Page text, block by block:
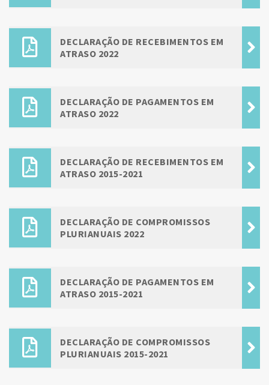
DECLARAÇÃO DE RECEBIMENTOS EM
ATRASO 2022
DECLARAÇÃO DE PAGAMENTOS EM
ATRASO 2022
DECLARAÇÃO DE RECEBIMENTOS EM
ATRASO 2015-2021
DECLARAÇÃO DE COMPROMISSOS
PLURIANUAIS 2022
DECLARAÇÃO DE PAGAMENTOS EM
ATRASO 2015-2021
DECLARAÇÃO DE COMPROMISSOS
PLURIANUAIS 2015-2021